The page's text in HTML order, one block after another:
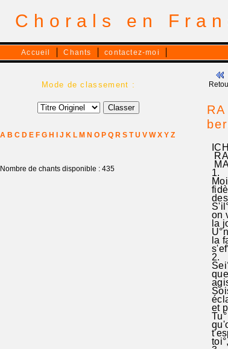
Chorals en
Accueil Chants contactez-moi
Mode de classement :
A B C D E F G H J K L M N O P Q R S T U V W X Y Z
Nombre de chants disponible : 435
1.
on
la
la
2.
et